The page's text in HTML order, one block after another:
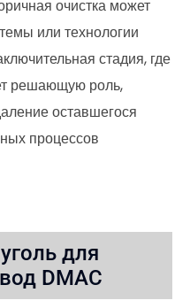
очистка может
или технологии
стадия, где
решающую роль,
оставшегося
процессов
для
DMAC